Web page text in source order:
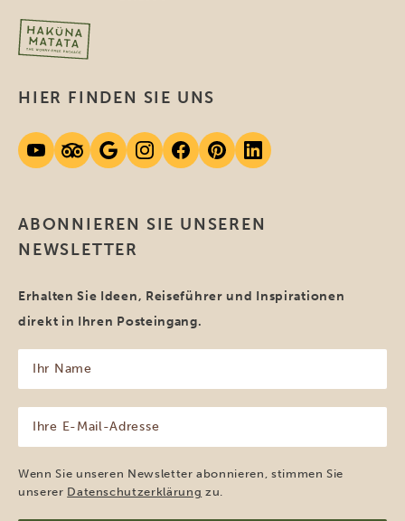
ABONNIEREN SIE UNSEREN
NEWSLETTER
Erhalten Sie Ideen, Reiseführer und Inspirationen
direkt in Ihren Posteingang.
Name
(erforderlich)
Mail-
Adresse
(erforderlich)
Wenn Sie unseren Newsletter abonnieren, stimmen Sie
unserer Datenschutzerklärung zu.
HIER FINDEN SIE UNS